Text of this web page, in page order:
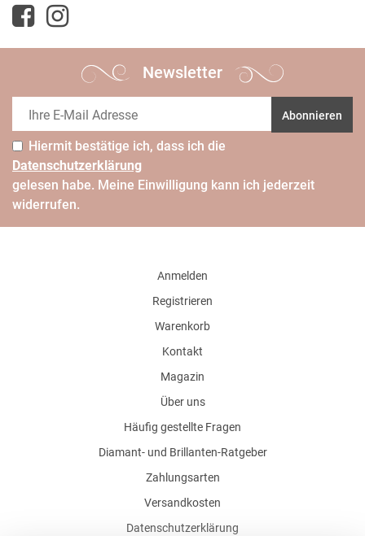
Newsletter
Abonnieren
Hiermit bestätige ich, dass ich die
Daten­schutz­erklärung
gelesen habe. Meine Einwilligung kann ich jederzeit
widerrufen.
Anmelden
Registrieren
Warenkorb
Kontakt
Magazin
Über uns
Häufig gestellte Fragen
Diamant- und Brillanten-Ratgeber
Zahlungsarten
Versandkosten
Datenschutzerklärung